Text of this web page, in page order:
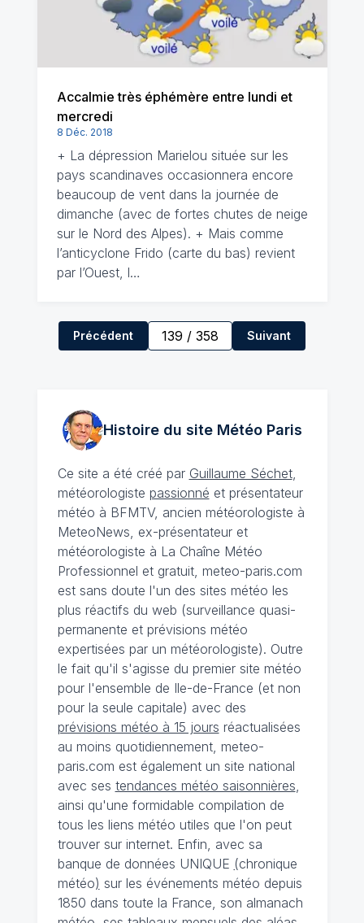
Accalmie très éphémère entre lundi et
mercredi
8 Déc. 2018
+ La dépression Marielou située sur les
pays scandinaves occasionnera encore
beaucoup de vent dans la journée de
dimanche (avec de fortes chutes de neige
sur le Nord des Alpes). + Mais comme
l’anticyclone Frido (carte du bas) revient
par l’Ouest, l…
Précédent 139 / 358 Suivant
Histoire du site MétéoParis
Ce site a été créé par Guillaume Séchet,
météorologiste passionné et présentateur
météo à BFMTV, ancien météorologiste à
MeteoNews, ex-présentateur et
météorologiste à La Chaîne Météo
Professionnel et gratuit, meteo-paris.com
est sans doute l'un des sites météo les
plus réactifs du web (surveillance quasi-
permanente et prévisions météo
expertisées par un météorologiste). Outre
le fait qu'il s'agisse du premier site météo
pour l'ensemble de Ile-de-France (et non
pour la seule capitale) avec des
prévisions météo à 15 jours réactualisées
au moins quotidiennement, meteo-
paris.com est également un site national
avec ses tendances météo saisonnières,
ainsi qu'une formidable compilation de
tous les liens météo utiles que l'on peut
trouver sur internet. Enfin, avec sa
banque de données UNIQUE (chronique
météo) sur les événements météo depuis
1850 dans toute la France, son almanach